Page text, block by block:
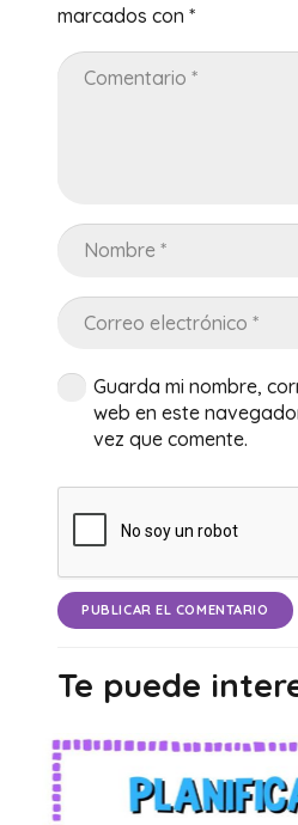
marcados con *
Guarda mi nombre,
web en este
vez que comente.
PUBLICAR EL COMENTARIO
Te puede